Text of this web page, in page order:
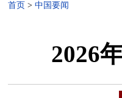
首页 > 中国要闻
2026